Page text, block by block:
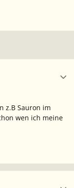
z.B Sauron im
wen ich meine